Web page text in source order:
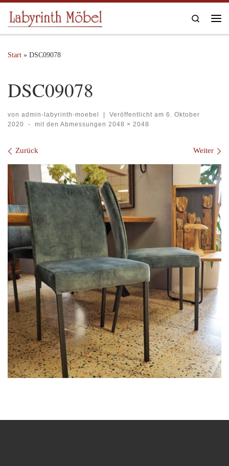
Zum Inhalt springen
Search
Start » DSC09078
DSC09078
von admin-labyrinth-moebel | Veröffentlicht am 6. Oktober
2020
- mit den Abmessungen 2048 × 2048
Bilder Navigation
Zurück Weiter